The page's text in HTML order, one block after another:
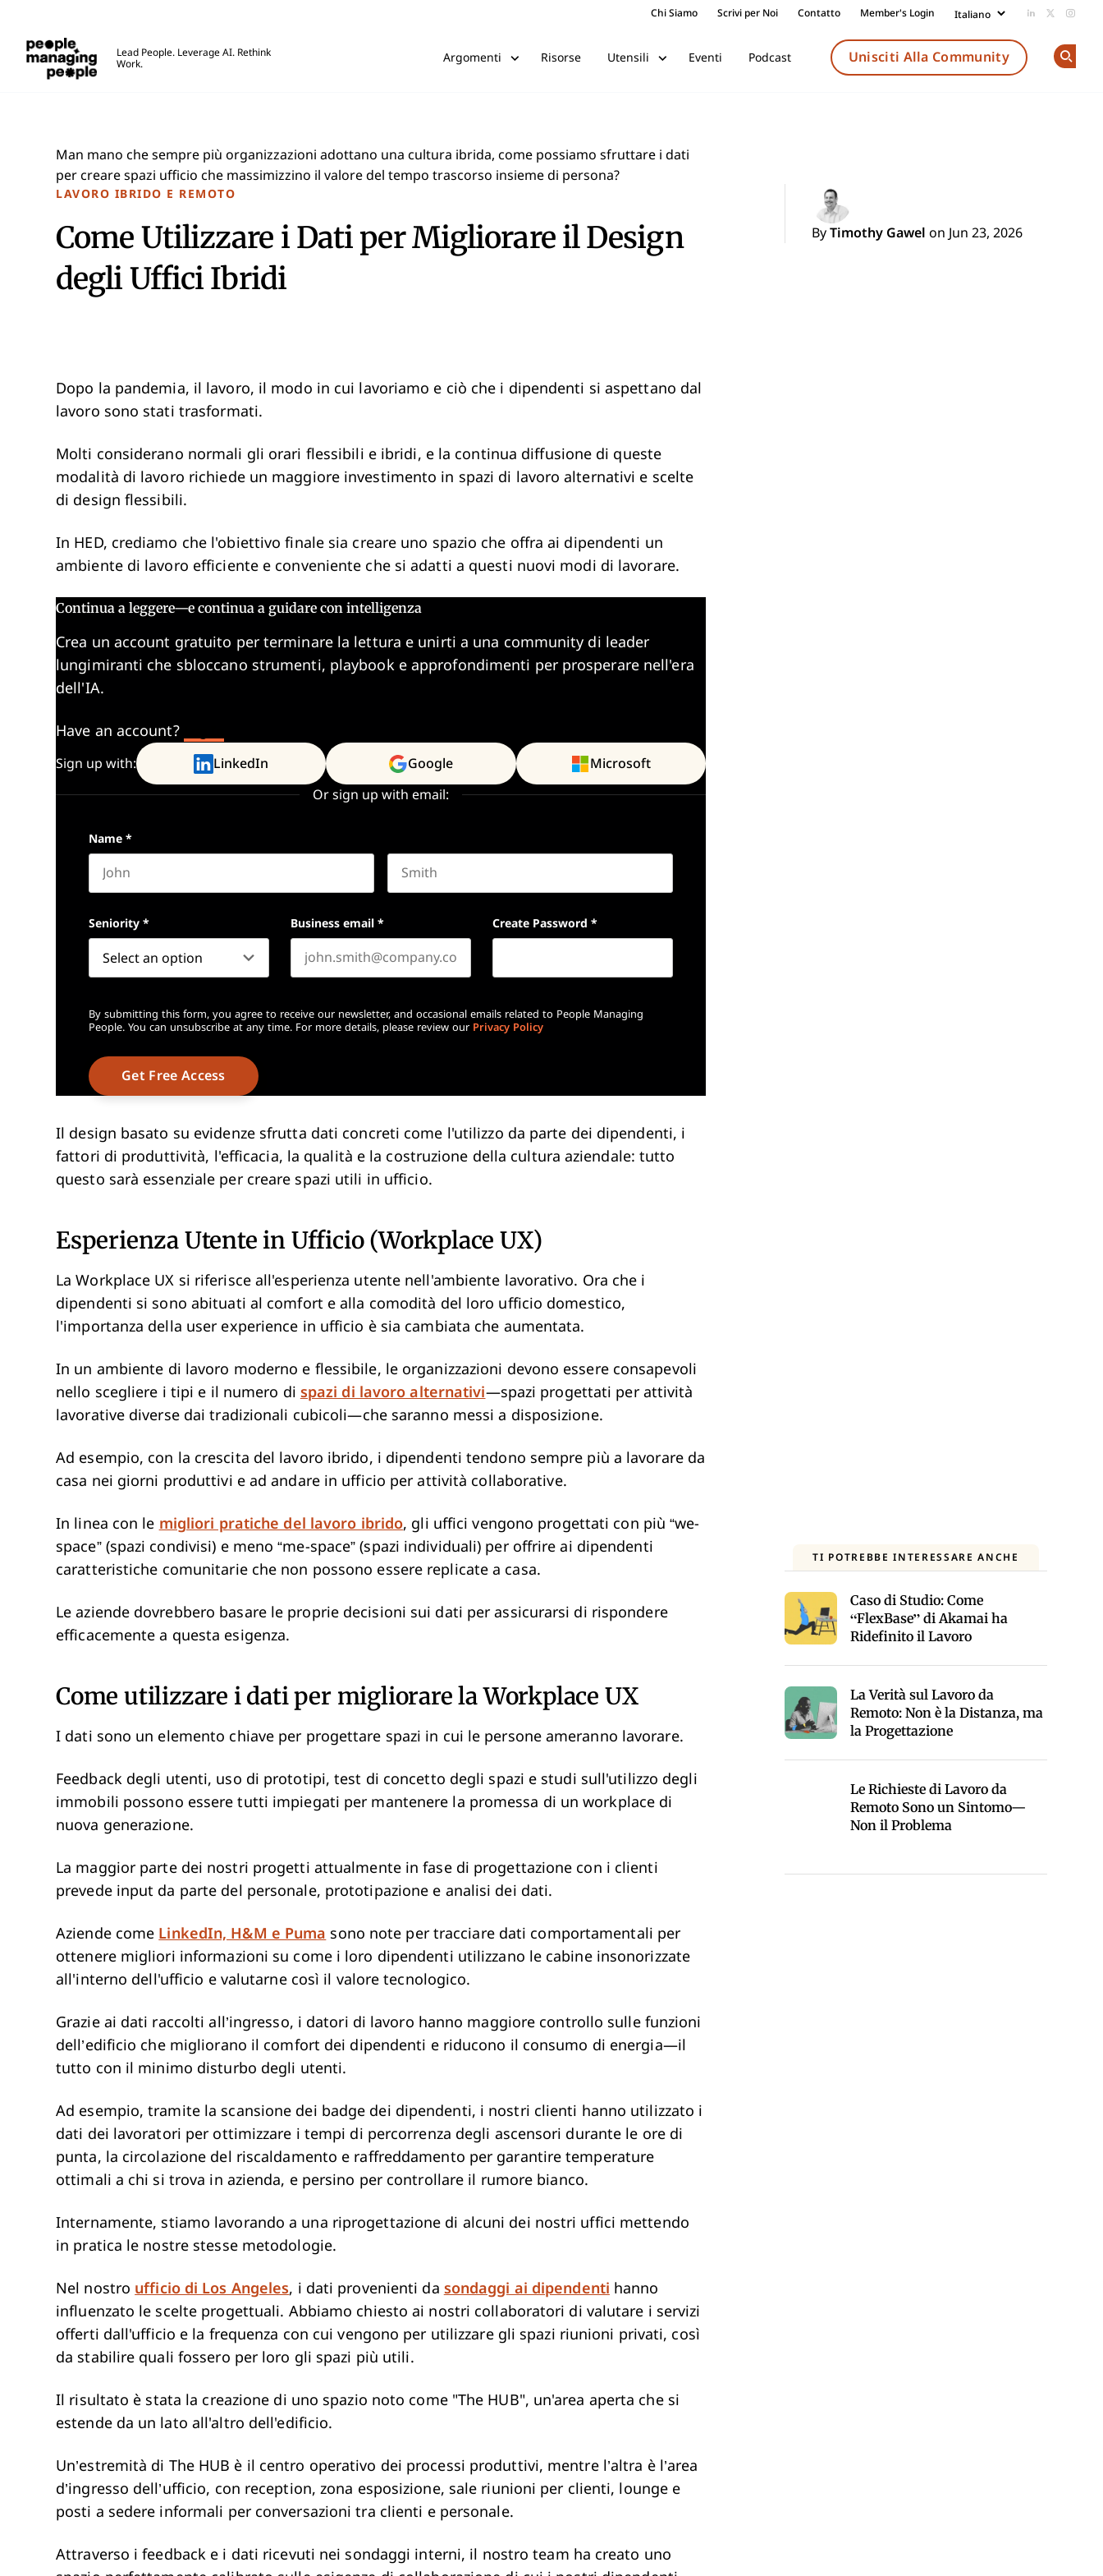
Chi Siamo Scrivi per Noi Contatto Member's Login Add us on
Follow
Lead People. Leverage AI. Rethink
Work.
Argomenti Risorse Utensili Eventi Podcast Unisciti Alla Community
LAVORO IBRIDO E REMOTO
Come Utilizzare i Dati per Migliorare il Design
degli Uffici Ibridi
By Timothy Gawel on Jun 23, 2026
Man mano che sempre più organizzazioni adottano una cultura ibrida, come possiamo sfruttare i dati
per creare spazi ufficio che massimizzino il valore del tempo trascorso insieme di persona?
Dopo la pandemia, il lavoro, il modo in cui lavoriamo e ciò che i dipendenti si aspettano dal
lavoro sono stati trasformati.
Molti considerano normali gli orari flessibili e ibridi, e la continua diffusione di queste
modalità di lavoro richiede un maggiore investimento in spazi di lavoro alternativi e scelte
di design flessibili.
In HED, crediamo che l'obiettivo finale sia creare uno spazio che offra ai dipendenti un
ambiente di lavoro efficiente e conveniente che si adatti a questi nuovi modi di lavorare.
Continua a leggere—e continua a guidare con intelligenza
Crea un account gratuito per terminare la lettura e unirti a una community di leader
lungimiranti che sbloccano strumenti, playbook e approfondimenti per prosperare nell'era
dell'IA.
Have an account?
Sign up with: LinkedIn Google Microsoft
Or sign up with email:
Name *
Seniority * Business email * Create Password *
By submitting this form, you agree to receive our newsletter, and occasional emails related to People Managing
People. You can unsubscribe at any time. For more details, please review our Privacy Policy
Il design basato su evidenze sfrutta dati concreti come l'utilizzo da parte dei dipendenti, i
fattori di produttività, l'efficacia, la qualità e la costruzione della cultura aziendale: tutto
questo sarà essenziale per creare spazi utili in ufficio.
Esperienza Utente in Ufficio (Workplace UX)
La Workplace UX si riferisce all'esperienza utente nell'ambiente lavorativo. Ora che i
dipendenti si sono abituati al comfort e alla comodità del loro ufficio domestico,
l'importanza della user experience in ufficio è sia cambiata che aumentata.
In un ambiente di lavoro moderno e flessibile, le organizzazioni devono essere consapevoli
nello scegliere i tipi e il numero di spazi di lavoro alternativi—spazi progettati per attività
lavorative diverse dai tradizionali cubicoli—che saranno messi a disposizione.
Ad esempio, con la crescita del lavoro ibrido, i dipendenti tendono sempre più a lavorare da
casa nei giorni produttivi e ad andare in ufficio per attività collaborative.
In linea con le migliori pratiche del lavoro ibrido, gli uffici vengono progettati con più “we-
space” (spazi condivisi) e meno “me-space” (spazi individuali) per offrire ai dipendenti
caratteristiche comunitarie che non possono essere replicate a casa.
Le aziende dovrebbero basare le proprie decisioni sui dati per assicurarsi di rispondere
efficacemente a questa esigenza.
Come utilizzare i dati per migliorare la Workplace UX
I dati sono un elemento chiave per progettare spazi in cui le persone ameranno lavorare.
Feedback degli utenti, uso di prototipi, test di concetto degli spazi e studi sull'utilizzo degli
immobili possono essere tutti impiegati per mantenere la promessa di un workplace di
nuova generazione.
La maggior parte dei nostri progetti attualmente in fase di progettazione con i clienti
prevede input da parte del personale, prototipazione e analisi dei dati.
Aziende come LinkedIn, H&M e Puma sono note per tracciare dati comportamentali per
ottenere migliori informazioni su come i loro dipendenti utilizzano le cabine insonorizzate
all'interno dell'ufficio e valutarne così il valore tecnologico.
Grazie ai dati raccolti all’ingresso, i datori di lavoro hanno maggiore controllo sulle funzioni
dell’edificio che migliorano il comfort dei dipendenti e riducono il consumo di energia—il
tutto con il minimo disturbo degli utenti.
Ad esempio, tramite la scansione dei badge dei dipendenti, i nostri clienti hanno utilizzato i
dati dei lavoratori per ottimizzare i tempi di percorrenza degli ascensori durante le ore di
punta, la circolazione del riscaldamento e raffreddamento per garantire temperature
ottimali a chi si trova in azienda, e persino per controllare il rumore bianco.
Internamente, stiamo lavorando a una riprogettazione di alcuni dei nostri uffici mettendo
in pratica le nostre stesse metodologie.
Nel nostro ufficio di Los Angeles, i dati provenienti da sondaggi ai dipendenti hanno
influenzato le scelte progettuali. Abbiamo chiesto ai nostri collaboratori di valutare i servizi
offerti dall'ufficio e la frequenza con cui vengono per utilizzare gli spazi riunioni privati, così
da stabilire quali fossero per loro gli spazi più utili.
Il risultato è stata la creazione di uno spazio noto come "The HUB", un'area aperta che si
estende da un lato all'altro dell'edificio.
Un’estremità di The HUB è il centro operativo dei processi produttivi, mentre l’altra è l’area
d’ingresso dell’ufficio, con reception, zona esposizione, sale riunioni per clienti, lounge e
posti a sedere informali per conversazioni tra clienti e personale.
Attraverso i feedback e i dati ricevuti nei sondaggi interni, il nostro team ha creato uno
TI POTREBBE INTERESSARE ANCHE
Caso di Studio: Come
“FlexBase” di Akamai ha
Ridefinito il Lavoro
La Verità sul Lavoro da
Remoto: Non è la Distanza, ma
la Progettazione
Le Richieste di Lavoro da
Remoto Sono un Sintomo—
Non il Problema